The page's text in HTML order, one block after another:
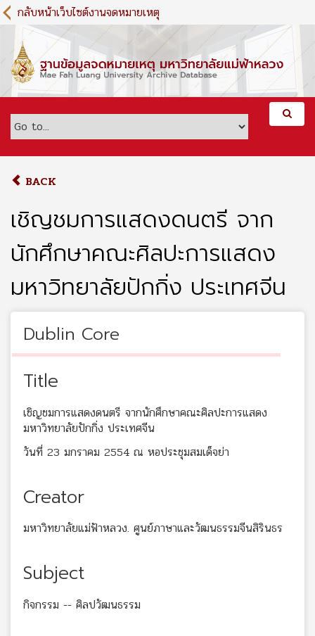
S
k
m
c
กลับหน้าเว็บไซต์งานจดหมายเหตุ
BACK
เชิญชมการแสดงดนตรี จาก
นักศึกษาคณะศิลปะการแสดง
มหาวิทยาลัยปักกิ่ง ประเทศจีน
Dublin Core
Title
เชิญชมการแสดงดนตรี จากนักศึกษาคณะศิลปะการแสดง
มหาวิทยาลัยปักกิ่ง ประเทศจีน
วันที่ 23 มกราคม 2554 ณ หอประชุมสมเด็จย่า
Creator
มหาวิทยาลัยแม่ฟ้าหลวง. ศูนย์ภาษาและวัฒนธรรมจีนสิรินธร
Subject
กิจกรรม -- ศิลปวัฒนธรรม